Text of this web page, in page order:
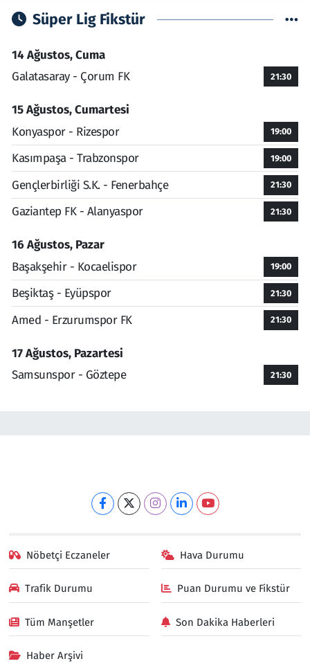
Süper Lig Fikstür
14 Ağustos, Cuma
Galatasaray - Çorum FK
21:30
15 Ağustos, Cumartesi
Konyaspor - Rizespor
19:00
Kasımpaşa - Trabzonspor 19:00
Gençlerbirliği S.K. - Fenerbahçe 21:30
Gaziantep FK - Alanyaspor 21:30
16 Ağustos, Pazar
Başakşehir - Kocaelispor
19:00
Beşiktaş - Eyüpspor 21:30
Amed - Erzurumspor FK 21:30
17 Ağustos, Pazartesi
Samsunspor - Göztepe
21:30
Nöbetçi Eczaneler Hava Durumu
Trafik Durumu Puan Durumu ve Fikstür
Tüm Manşetler Son Dakika Haberleri
Haber Arşivi